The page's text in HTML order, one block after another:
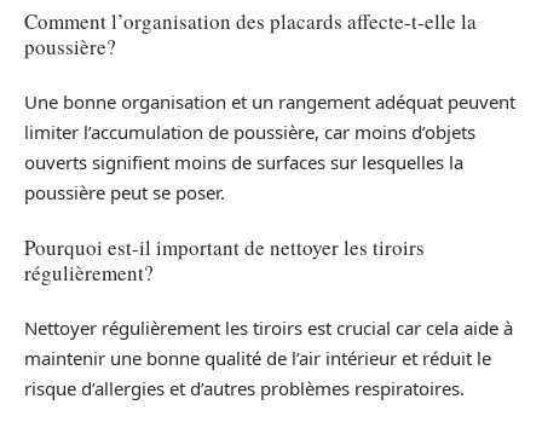
Comment l’organisation des placards affecte-t-elle la
poussière?
Une bonne organisation et un rangement adéquat peuvent
limiter l’accumulation de poussière, car moins d’objets
ouverts signifient moins de surfaces sur lesquelles la
poussière peut se poser.
Pourquoi est-il important de nettoyer les tiroirs
régulièrement?
Nettoyer régulièrement les tiroirs est crucial car cela aide à
maintenir une bonne qualité de l’air intérieur et réduit le
risque d’allergies et d’autres problèmes respiratoires.